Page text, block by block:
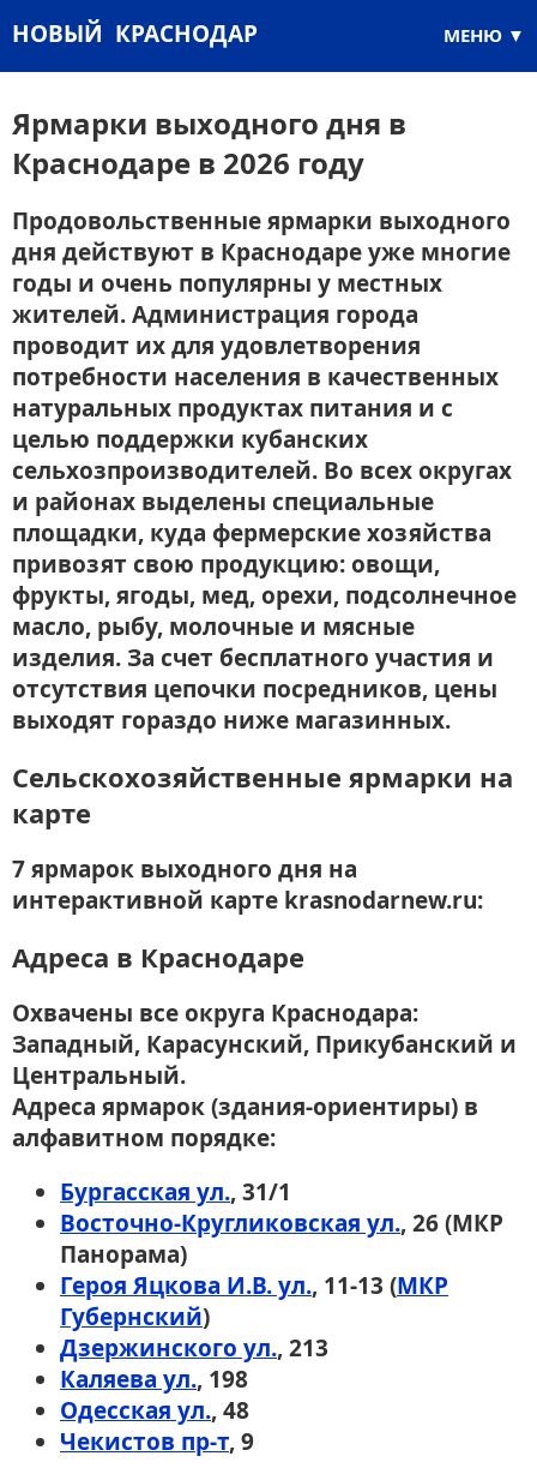
НОВЫЙ КРАСНОДАР МЕНЮ
Ярмарки выходного дня в
Краснодаре в 2026 году
Продовольственные ярмарки выходного
дня действуют в Краснодаре уже многие
годы и очень популярны у местных
жителей. Администрация города
проводит их для удовлетворения
потребности населения в качественных
натуральных продуктах питания и с
целью поддержки кубанских
сельхозпроизводителей. Во всех округах
и районах выделены специальные
площадки, куда фермерские хозяйства
привозят свою продукцию: овощи,
фрукты, ягоды, мед, орехи, подсолнечное
масло, рыбу, молочные и мясные
изделия. За счет бесплатного участия и
отсутствия цепочки посредников, цены
выходят гораздо ниже магазинных.
Сельскохозяйственные ярмарки на
карте
7 ярмарок выходного дня на
интерактивной карте krasnodarnew.ru:
Адреса в Краснодаре
Охвачены все округа Краснодара:
Западный, Карасунский, Прикубанский и
Центральный.
Адреса ярмарок (здания-ориентиры) в
алфавитном порядке:
Бургасская ул., 31/1
Восточно-Кругликовская ул., 26 (МКР
Панорама)
Героя Яцкова И.В. ул., 11-13 (МКР
Губернский)
Дзержинского ул., 213
Каляева ул., 198
Одесская ул., 48
Чекистов пр-т, 9